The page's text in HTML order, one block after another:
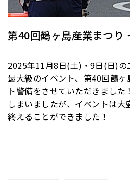
第40回鶴ヶ島産業まつり
2025年11月8日(土)・9日(日)の
最大級のイベント、第40回鶴
ト警備をさせていただきました
しまいましたが、イベントは大
終えることができました！